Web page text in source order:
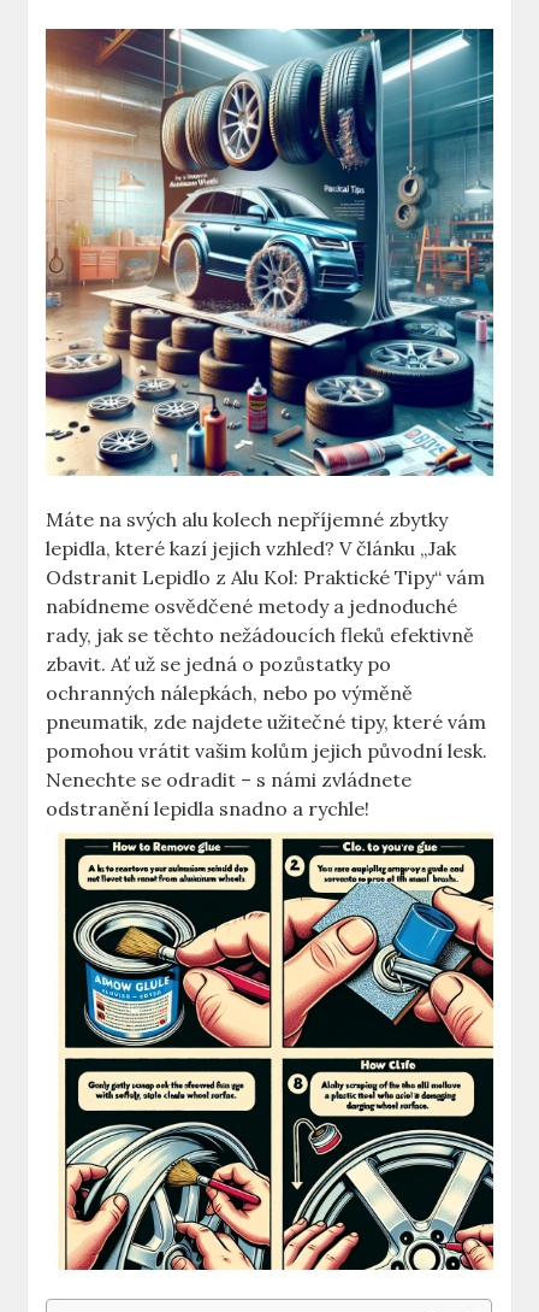
Máte na svých alu kolech nepříjemné‍ zbytky
lepidla, které kazí jejich vzhled? V článku „Jak⁤
Odstranit Lepidlo z‍ Alu Kol: Praktické Tipy“ ‍vám
nabídneme osvědčené metody a​ jednoduché
rady,​ jak se⁢ těchto nežádoucích‍ fleků efektivně
zbavit. Ať už se jedná o pozůstatky po
ochranných‌ nálepkách, nebo po výměně
pneumatik, zde najdete ⁤užitečné tipy, které vám
pomohou ⁣vrátit vašim kolům jejich původní lesk.
Nenechte se odradit – s námi zvládnete
odstranění lepidla snadno ‍a rychle!